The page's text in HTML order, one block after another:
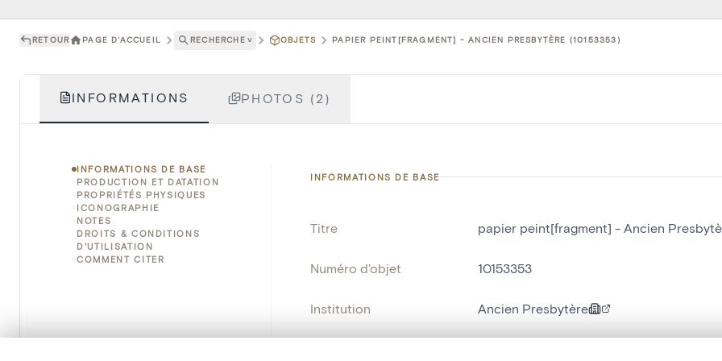
RETOUR PAGE D'ACCUEIL RECHERCHE ˅ OBJETS PAPIER PEINT[FRAGMENT] - ANCIEN PRESBYTÈRE (10153353)
INFORMATIONS PHOTOS (2)
INFORMATIONS DE BASE
PRODUCTION ET DATATION
PROPRIÉTÉS PHYSIQUES
ICONOGRAPHIE
NOTES
DROITS & CONDITIONS
D'UTILISATION
COMMENT CITER
INFORMATIONS DE BASE
Titre papier peint[fragment] - Ancien
Numéro d'objet 10153353
Institution Ancien Presbytère